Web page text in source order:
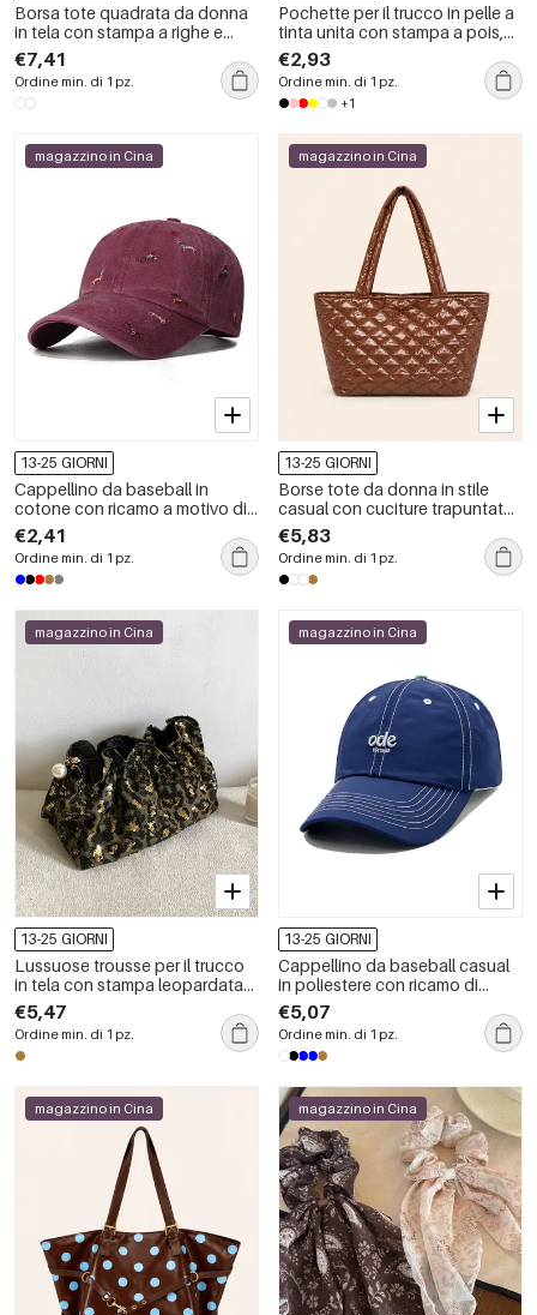
Borsa tote quadrata da donna
in tela con stampa a righe e
pois, stile casual, senza lettere.
€7,41
Ordine min. di 1 pz.
Pochette per il trucco in pelle a
tinta unita con stampa a pois,
serie Simple.
€2,93
Ordine min. di 1 pz.
+1
magazzino in Cina
13-25 GIORNI
Cappellino da baseball in
cotone con ricamo a motivo di
cavallini.
€2,41
Ordine min. di 1 pz.
magazzino in Cina
13-25 GIORNI
Borse tote da donna in stile
casual con cuciture trapuntate
e tessuto a tinta unita.
€5,83
Ordine min. di 1 pz.
magazzino in Cina
13-25 GIORNI
Lussuose trousse per il trucco
in tela con stampa leopardata
retrò
€5,47
Ordine min. di 1 pz.
magazzino in Cina
13-25 GIORNI
Cappellino da baseball casual
in poliestere con ricamo di
lettere in colori misti
€5,07
Ordine min. di 1 pz.
magazzino in Cina magazzino in Cina